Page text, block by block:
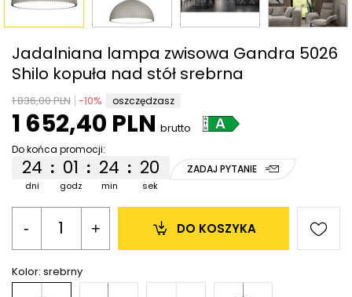
Jadalniana lampa zwisowa Gandra 5026
Shilo kopuła nad stół srebrna
1 836,00 PLN -10% oszczędzasz
1 652,40 PLN brutto
Do końca promocji:
:
dni
24 :
godz
01 :
min
24
sek
20 ZADAJ PYTANIE
Kolor: srebrny
- + DO KOSZYKA